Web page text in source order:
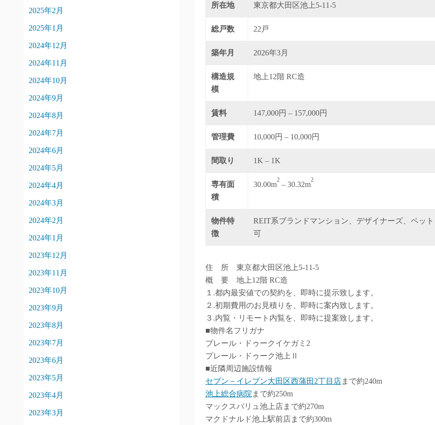
所在地 東京都大田区池上5-11-5
総戸数 22戸
築年月 2026年3月
構造規
模
地上12階 RC造
賃料 147,000円 – 157,000円
管理費 10,000円 – 10,000円
間取り 1K – 1K
専有面
積
30.00m
2
– 30.32m
2
物件特
徴
REIT系ブランドマンション、デザイナーズ、ペット
可
住 所 東京都大田区池上5-11-5
概 要 地上12階 RC造
１.都内最安値での契約を、即時に提示致します。
２.初期費用のお見積りを、即時に案内致します。
３.内覧・リモート内覧を、即時に提案致します。
■物件名フリガナ
プレール・ドゥークイケガミ2
プレール・ドゥーク池上Ⅱ
■近隣周辺施設情報
セブン－イレブン大田区西蒲田2丁目店まで約240m
池上総合病院 まで約250m
マックスバリュ池上店まで約270m
マクドナルド池上駅前店まで約300m
2025年2月
2025年1月
2024年12月
2024年11月
2024年10月
2024年9月
2024年8月
2024年7月
2024年6月
2024年5月
2024年4月
2024年3月
2024年2月
2024年1月
2023年12月
2023年11月
2023年10月
2023年9月
2023年8月
2023年7月
2023年6月
2023年5月
2023年4月
2023年3月